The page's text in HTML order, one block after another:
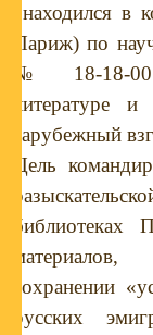
находился в
Париж) по
№ 18-18-
литературе
зарубежный
Цель
сохранении
русских